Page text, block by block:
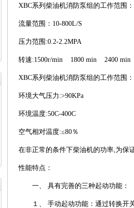
XBC系列柴油机消防泵组的工作范围：
流量范围：10-800L/S
压力范围:0.2-2.2MPA
转速:1500r/min 1800 min 2400 min
XBC系列柴油机消防泵组的工作范围：
环境大气压力:>90KPa
环境温度:50C-400C
空气相对温度:≤80％
在非正常的条件下柴油机的功率,为保
性能特点：
一、 具有完善的三种起动功能：
１、 手动起动功能：通过转换开